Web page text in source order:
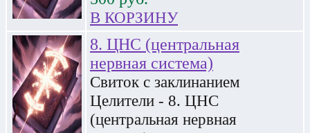
В КОРЗИНУ
8. ЦНС (центральная
нервная система)
Свиток с заклинанием
Целители - 8. ЦНС
(центральная нервная